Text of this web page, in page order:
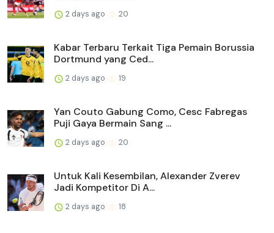
2 days ago 20
Kabar Terbaru Terkait Tiga Pemain Borussia
Dortmund yang Ced...
2 days ago 19
Yan Couto Gabung Como, Cesc Fabregas
Puji Gaya Bermain Sang ...
2 days ago 20
Untuk Kali Kesembilan, Alexander Zverev
Jadi Kompetitor Di A...
2 days ago 18